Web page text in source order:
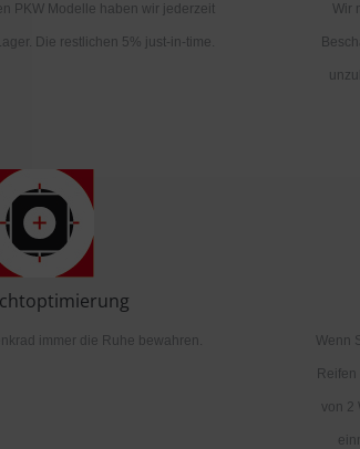
PKW Modelle haben wir jederzeit
Die restlichen 5% just-in-time.
Wir
immer die Ruhe bewahren. Wenn
von 2